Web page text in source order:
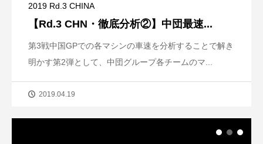
2019 Rd.3 CHINA
【Rd.3 CHN・徹底分析②】中団最速...
第3戦中国GPでの各マシンの車速を分析することで解き
明かす第2弾として、中団グループ各チームのマ...
2019.04.19